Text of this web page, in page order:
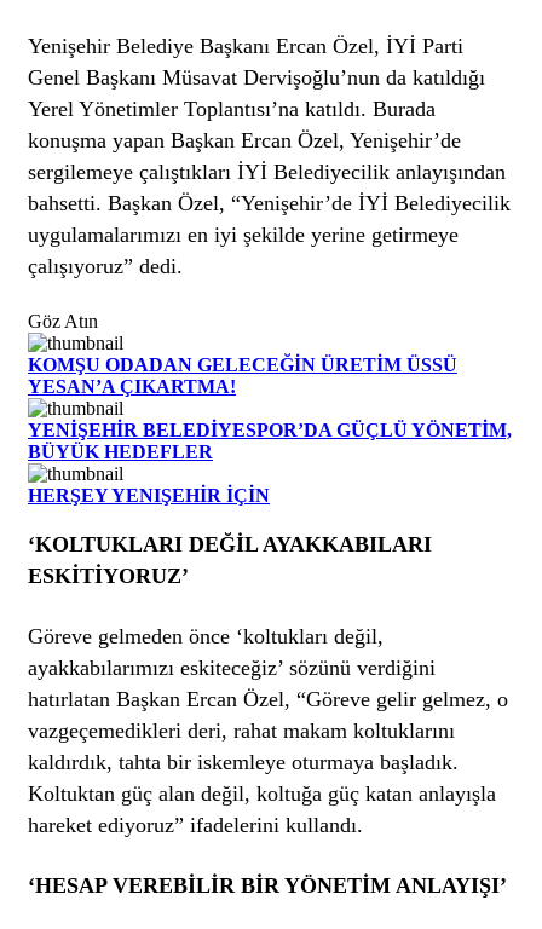
Yenişehir Belediye Başkanı Ercan Özel, İYİ Parti
Genel Başkanı Müsavat Dervişoğlu’nun da katıldığı
Yerel Yönetimler Toplantısı’na katıldı. Burada
konuşma yapan Başkan Ercan Özel, Yenişehir’de
sergilemeye çalıştıkları İYİ Belediyecilik anlayışından
bahsetti. Başkan Özel, “Yenişehir’de İYİ Belediyecilik
uygulamalarımızı en iyi şekilde yerine getirmeye
çalışıyoruz” dedi.
Göz Atın
KOMŞU ODADAN GELECEĞİN ÜRETİM ÜSSÜ
YESAN’A ÇIKARTMA!
YENİŞEHİR BELEDİYESPOR’DA GÜÇLÜ YÖNETİM,
BÜYÜK HEDEFLER
HERŞEY YENIŞEHİR İÇİN
‘KOLTUKLARI DEĞİL AYAKKABILARI
ESKİTİYORUZ’
Göreve gelmeden önce ‘koltukları değil,
ayakkabılarımızı eskiteceğiz’ sözünü verdiğini
hatırlatan Başkan Ercan Özel, “Göreve gelir gelmez, o
vazgeçemedikleri deri, rahat makam koltuklarını
kaldırdık, tahta bir iskemleye oturmaya başladık.
Koltuktan güç alan değil, koltuğa güç katan anlayışla
hareket ediyoruz” ifadelerini kullandı.
‘HESAP VEREBİLİR BİR YÖNETİM ANLAYIŞI’